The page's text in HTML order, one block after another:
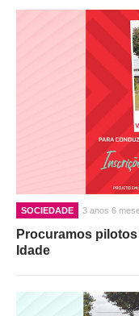
SOCIEDADE 3 anos 6
Procuramos
Idade